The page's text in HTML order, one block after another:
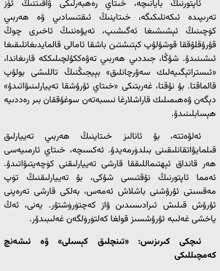
ئاپتورنىڭ بايانىچە، خىتاي رەھبەرلىكى ۋاقىتنىڭ ئۆز
تەرىپىدە ئىكەنلىكىگە، خىتاينىڭ ئىقتىسادىي ۋە ھەربىي
كۈچىنىڭ ئېشىشىغا ئەگىشىپ، تەيۋەننىڭ ئاخىرى چوڭ
قۇرۇقلۇققا قوشۇلۇپ كېتىشتىن باشقا ئامالى قالمايدىغانلىقىغا
ئىشىنىدۇ. شۇڭا، جىددىي ھەربىي تەۋەككۇلچىلىككە قارىغاندا،
«ئىستراتېگىيەلىك سەۋرچانلىق» بېيجىڭنىڭ تاللىشى بولۇپ
قالماقتا. بۇ نۇقتا، غەربتىكى «خىتاي ئۇرۇشقا تەييارلىنىۋاتىدۇ»
دېگەن ۋەھىمىلىك قاراشلارغا نىسبەتەن سوغۇققان بىر رەددىيە
ھېسابلىنىدۇ.
ئەلۋەتتە، بۇ ئانالىز خىتاينىڭ ھەربىي تەييارلىق
قىلمايۋاتقانلىقىنى بىلدۈرمەيدۇ. ئەكسىچە، خىتاي ئارمىيەسى
ھەر قانداق ئېھتىماللىققا قارشى تەييارلىقنى كۈچەيتىۋاتىدۇ.
ئەمما ئاپتورنىڭ نۇقتىسى شۇكى، بۇ تەييارلىقنىڭ تۈپ
مەقسىتى ئۇرۇشنى باشلاش ئەمەس، بەلكى قارشى تەرەپنى
ئۇرۇش قىلىش ئىرادىسىدىن ۋاز كەچتۈرۈشتۇر. يەنى، ئەڭ
ياخشى غەلىبە ئۇرۇشسىز قولغا كەلتۈرۈلگەن غەلىبىدۇر.
ئىچكى كىرىزىس: «تىنچلىق كېسىلى» ۋە ئىشەنچ
كەمچىللىكى